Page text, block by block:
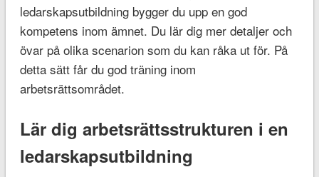
ledarskapsutbildning bygger du upp en god
kompetens inom ämnet. Du lär dig mer detaljer och
övar på olika scenarion som du kan råka ut för. På
detta sätt får du god träning inom
arbetsrättsområdet.
Lär dig arbetsrättsstrukturen i en
ledarskapsutbildning